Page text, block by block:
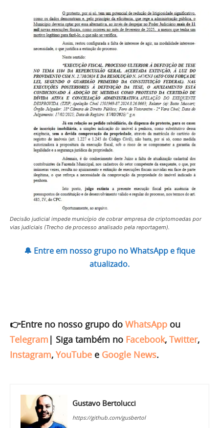
Decisão judicial impede município de cobrar empresa de criptomoedas por
vias judiciais (Trecho de processo analisado pela reportagem).
🔔 Entre em nosso grupo no WhatsApp e fique
atualizado.
👉Entre no nosso grupo do WhatsApp ou
Telegram | Siga também no Facebook, Twitter,
Instagram, YouTube e Google News.
Gustavo Bertolucci
https://github.com/gusbertol